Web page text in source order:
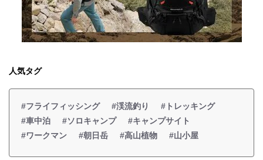
人気タグ
#フライフィッシング #渓流釣り
#トレッキング
#車中泊
#ソロキャンプ
#キャンプサイト
#ワークマン
#朝日岳 #高山植物 #山小屋